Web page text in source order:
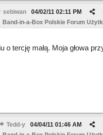
sebiwan 04/02/11 02:11 PM
Band-in-a-Box Polskie Forum
tercję małą. Moja głowa
Tedd-y 04/04/11 01:46 AM